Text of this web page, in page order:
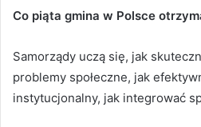
Co piąta gmina w Polsce
Samorządy uczą się, jak
problemy społeczne, jak
instytucjonalny, jak integrować